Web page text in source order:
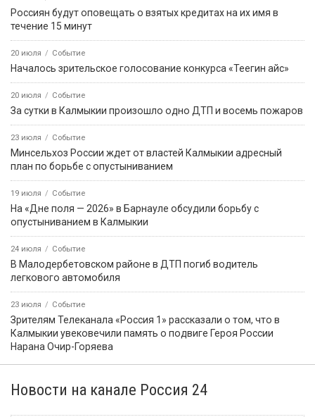
Россиян будут оповещать о взятых кредитах на их имя в
течение 15 минут
20 июля Событие
Началось зрительское голосование конкурса «Теегин айс»
20 июля Событие
За сутки в Калмыкии произошло одно ДТП и восемь пожаров
23 июля Событие
Минсельхоз России ждет от властей Калмыкии адресный
план по борьбе с опустыниванием
19 июля Событие
На «Дне поля — 2026» в Барнауле обсудили борьбу с
опустыниванием в Калмыкии
24 июля Событие
В Малодербетовском районе в ДТП погиб водитель
легкового автомобиля
23 июля Событие
Зрителям Телеканала «Россия 1» рассказали о том, что в
Калмыкии увековечили память о подвиге Героя России
Нарана Очир-Горяева
Новости на канале Россия 24